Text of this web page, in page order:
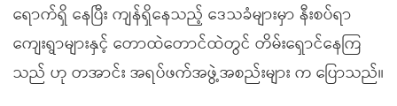
ရောက်ရှိ နေပြီး ကျန်ရှိနေသည့် ဒေသခံများမှာ နီးစပ်ရာ
ကျေးရွာများနှင့် တောထဲတောင်ထဲတွင် တိမ်းရှောင်နေကြ
သည် ဟု တအာင်း အရပ်ဖက်အဖွဲ့အစည်းများ က ပြောသည်။